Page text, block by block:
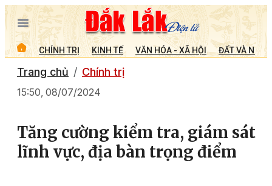
CHÍNH TRỊ KINH TẾ VĂN HÓA - XÃ HỘI ĐẤT VÀ
Trang chủ Chính trị
15:50, 08/07/2024
Tăng cường kiểm tra, giám sát
lĩnh vực, địa bàn trọng điểm